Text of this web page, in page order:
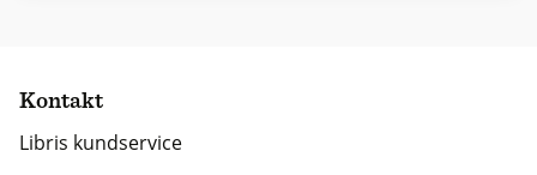
Kontakt
Libris kundservice